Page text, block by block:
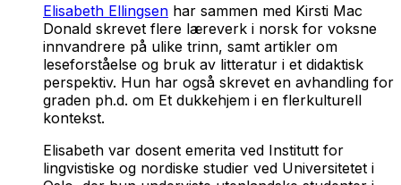
Elisabeth Ellingsen har sammen med Kirsti Mac
Donald skrevet flere læreverk i norsk for voksne
innvandrere på ulike trinn, samt artikler om
leseforståelse og bruk av litteratur i et didaktisk
perspektiv. Hun har også skrevet en avhandling for
graden ph.d. om Et dukkehjem i en flerkulturell
kontekst.
Elisabeth var dosent emerita ved Institutt for
lingvistiske og nordiske studier ved Universitetet i